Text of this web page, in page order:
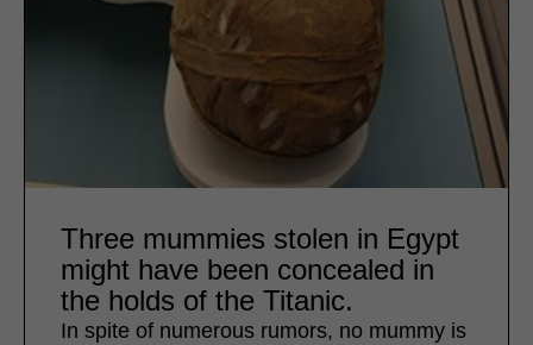
Three mummies stolen in Egypt
might have been concealed in
the holds of the Titanic.
In spite of numerous rumors, no mummy is